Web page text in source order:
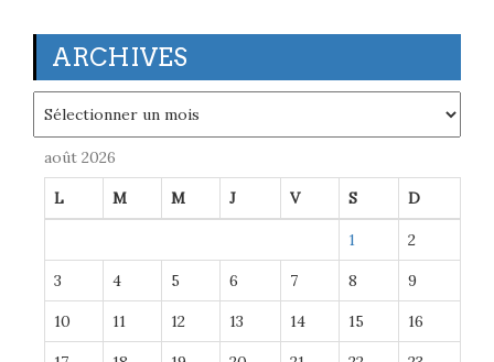
ARCHIVES
août 2026
L M M J V S D
1 2
3 4 5 6 7 8 9
10 11 12 13 14 15 16